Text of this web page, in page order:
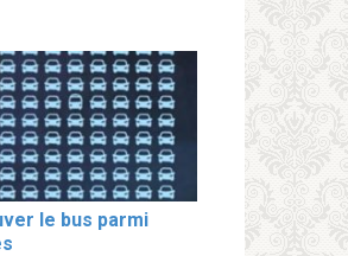
le bus parmi